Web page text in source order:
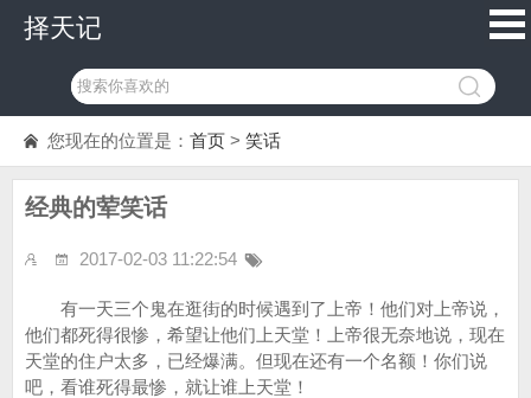
择天记
您现在的位置是： 首页 > 笑话
经典的荤笑话
2017-02-03 11:22:54
有一天三个鬼在逛街的时候遇到了上帝！他们对上帝说，
他们都死得很惨，希望让他们上天堂！上帝很无奈地说，现在
天堂的住户太多，已经爆满。但现在还有一个名额！你们说
吧，看谁死得最惨，就让谁上天堂！